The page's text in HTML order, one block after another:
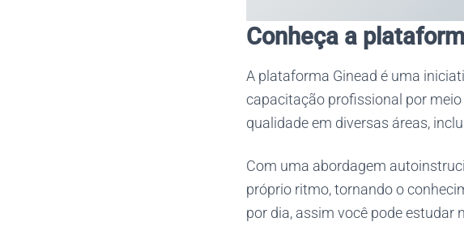
Conheça a
A plataforma Ginead é uma
capacitação profissional por
qualidade em diversas áreas,
Com uma abordagem
próprio ritmo, tornando o
por dia, assim você pode estudar